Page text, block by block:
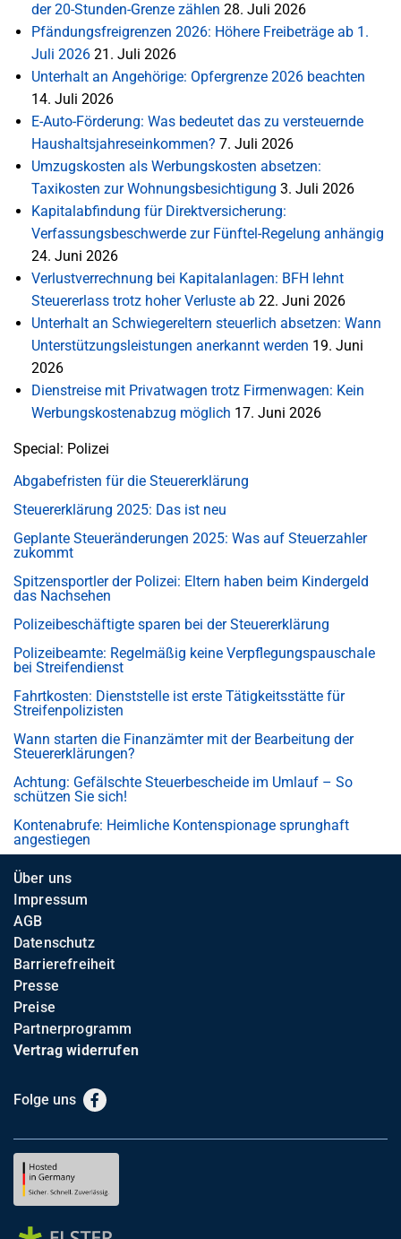
der 20-Stunden-Grenze zählen 28. Juli 2026
Pfändungsfreigrenzen 2026: Höhere Freibeträge ab 1.
Juli 2026 21. Juli 2026
Unterhalt an Angehörige: Opfergrenze 2026 beachten
14. Juli 2026
E-Auto-Förderung: Was bedeutet das zu versteuernde
Haushaltsjahreseinkommen? 7. Juli 2026
Umzugskosten als Werbungskosten absetzen:
Taxikosten zur Wohnungsbesichtigung 3. Juli 2026
Kapitalabfindung für Direktversicherung:
Verfassungsbeschwerde zur Fünftel-Regelung anhängig
24. Juni 2026
Verlustverrechnung bei Kapitalanlagen: BFH lehnt
Steuererlass trotz hoher Verluste ab 22. Juni 2026
Unterhalt an Schwiegereltern steuerlich absetzen: Wann
Unterstützungsleistungen anerkannt werden 19. Juni
2026
Dienstreise mit Privatwagen trotz Firmenwagen: Kein
Werbungskostenabzug möglich 17. Juni 2026
Special: Polizei
Abgabefristen für die Steuererklärung
Steuererklärung 2025: Das ist neu
Geplante Steueränderungen 2025: Was auf Steuerzahler
zukommt
Spitzensportler der Polizei: Eltern haben beim Kindergeld
das Nachsehen
Polizeibeschäftigte sparen bei der Steuererklärung
Polizeibeamte: Regelmäßig keine Verpflegungspauschale
bei Streifendienst
Fahrtkosten: Dienststelle ist erste Tätigkeitsstätte für
Streifenpolizisten
Wann starten die Finanzämter mit der Bearbeitung der
Steuererklärungen?
Achtung: Gefälschte Steuerbescheide im Umlauf – So
schützen Sie sich!
Kontenabrufe: Heimliche Kontenspionage sprunghaft
angestiegen
Über uns
Impressum
AGB
Datenschutz
Barrierefreiheit
Presse
Preise
Partnerprogramm
Vertrag widerrufen
Folge uns Facebook